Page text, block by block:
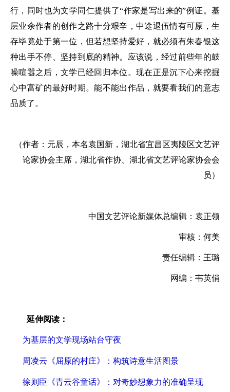
行，同时也为文学同仁提供了“作家是写出来的”例证。基
层业余作者的创作之路十分艰辛，中途退伍情有可原，生
存毕竟处于第一位，但若想坚持爱好，就必须有朱春银这
种出手不停、坚持到底的精神。应该说，经过前些年的鼓
噪喧嚣之后，文学已经回归本位。现在正是沉下心来挖掘
心中富矿的最好时期。能不能出作品，就要看我们的意志
品质了。
（作者：元辰，本名袁国新，湖北省宜昌区夷陵区文艺评
论家协会主席，湖北省作协、湖北省文艺评论家协会会
员）
中国文艺评论新媒体总编辑：袁正领
审核：何美
责任编辑：王璐
网编：韦英俏
延伸阅读：
为基层的文学现场站台守夜
周凌云《屈原的村庄》：构筑诗意生活图景
徐则臣《青云谷童话》：对奇妙想象力的准确呈现